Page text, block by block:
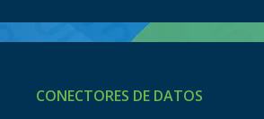
CONECTORES DE DATOS